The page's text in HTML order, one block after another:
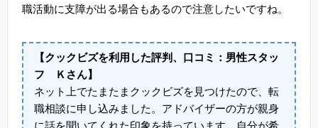
職活動に支障が出る場合もあるので注意したいですね。
【クックビズを利用した評判、口コミ：男性スタッ
フ Ｋさん】
ネット上でたまたまクックビズを見つけたので、転
職相談に申し込みました。アドバイザーの方が親身
に話を聞いてくれた印象を持っています。自分が希